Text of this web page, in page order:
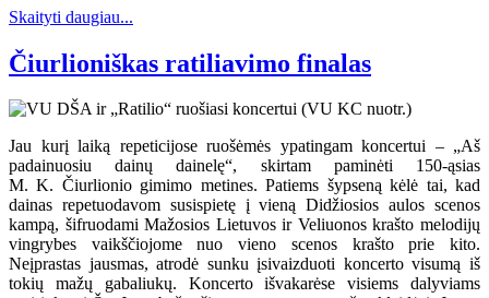
Skaityti daugiau...
Čiurlioniškas ratiliavimo finalas
Jau kurį laiką repeticijose ruošėmės ypatingam koncertui – „Aš
padainuosiu dainų dainelę“, skirtam paminėti 150-ąsias
M. K. Čiurlionio gimimo metines. Patiems šypseną kėlė tai, kad
dainas repetuodavom susispietę į vieną Didžiosios aulos scenos
kampą, šifruodami Mažosios Lietuvos ir Veliuonos krašto melodijų
vingrybes vaikščiojome nuo vieno scenos krašto prie kito.
Neįprastas jausmas, atrodė sunku įsivaizduoti koncerto visumą iš
tokių mažų gabaliukų. Koncerto išvakarėse visiems dalyviams